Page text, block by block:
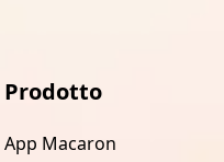
Prodotto
App Macaron